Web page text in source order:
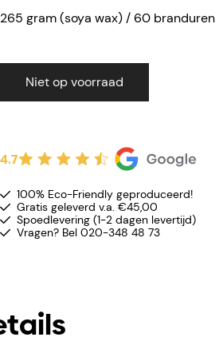
265 gram (soya wax) / 60 branduren
Niet op voorraad
4.7
100% Eco-Friendly geproduceerd!
Gratis geleverd v.a. €45,00
Spoedlevering (1-2 dagen levertijd)
Vragen? Bel 020-348 48 73